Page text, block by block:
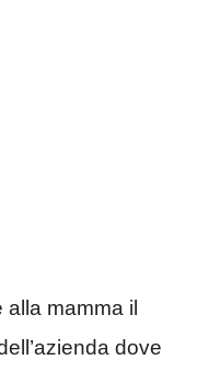
mamma il
dove